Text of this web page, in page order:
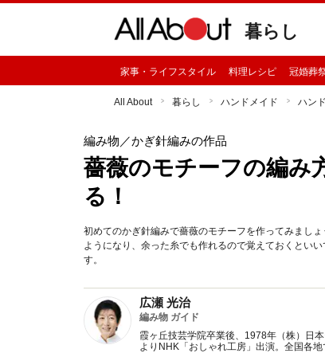
暮らし
家事・ライフスタイル 料理レシピ 冠婚葬
All About 暮らし ハンドメイド ハン
編み物 ／かぎ針編みの作品
薔薇のモチーフの編み
る！
初めてのかぎ針編みで薔薇のモチーフを作ってみまし
ようになり、余った糸でも作れるので覚えておくとい
す。
広瀬 光治
編み物 ガイド
霞ヶ丘技芸学院卒業後、1978年（株）日
よりNHK「おしゃれ工房」出演。全国各